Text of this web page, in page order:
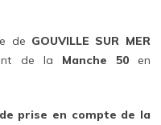
de GOUVILLE SUR MER
de la Manche 50 en
prise en compte de la